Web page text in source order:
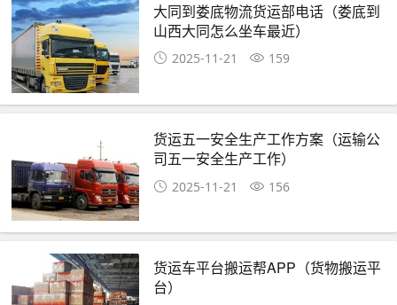
大同到娄底物流货运部电话（娄底到
山西大同怎么坐车最近）
2025-11-21 159
货运五一安全生产工作方案（运输公
司五一安全生产工作）
2025-11-21 156
货运车平台搬运帮APP（货物搬运平
台）